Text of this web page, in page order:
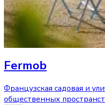
Fermob
Французская садовая и
общественных